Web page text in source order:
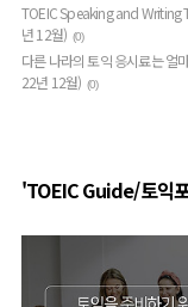
TOEIC Speaking and Writing
년 12월) (0)
다른 나라의 토익 응시료는 얼
22년 12월) (0)
'TOEIC Guide/토익